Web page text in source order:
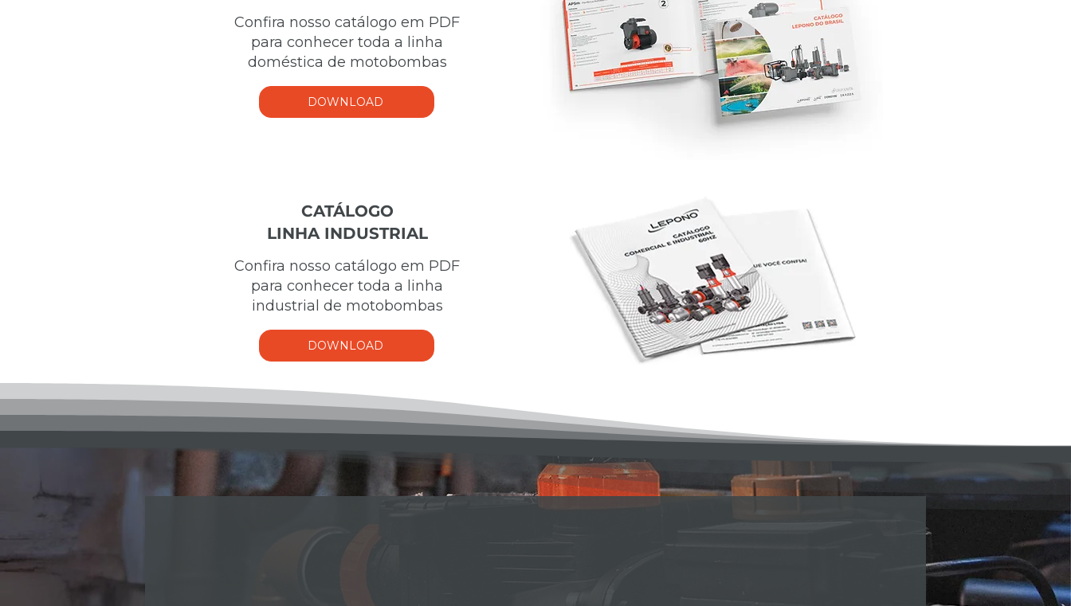
Confira nosso catálogo em PDF
para conhecer toda a linha
doméstica de motobombas
DOWNLOAD
CATÁLOGO
LINHA INDUSTRIAL
Confira nosso catálogo em PDF
para conhecer toda a linha
industrial de motobombas
DOWNLOAD